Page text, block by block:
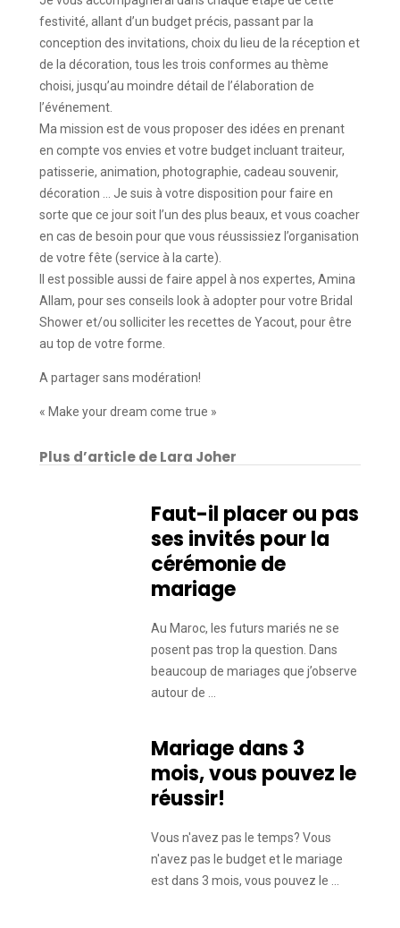
festivité, allant d’un budget précis, passant par la
conception des invitations, choix du lieu de la réception et
de la décoration, tous les trois conformes au thème
choisi, jusqu’au moindre détail de l’élaboration de
l’événement.
Ma mission est de vous proposer des idées en prenant
en compte vos envies et votre budget incluant traiteur,
patisserie, animation, photographie, cadeau souvenir,
décoration … Je suis à votre disposition pour faire en
sorte que ce jour soit l’un des plus beaux, et vous coacher
en cas de besoin pour que vous réussissiez l’organisation
de votre fête (service à la carte).
Il est possible aussi de faire appel à nos expertes, Amina
Allam, pour ses conseils look à adopter pour votre Bridal
Shower et/ou solliciter les recettes de Yacout, pour être
au top de votre forme.
A partager sans modération!
« Make your dream come true »
Plus d’article de Lara Joher
Faut-il placer ou pas
ses invités pour la
cérémonie de
mariage
Au Maroc, les futurs mariés ne se
posent pas trop la question. Dans
beaucoup de mariages que j’observe
autour de …
Mariage dans 3
mois, vous pouvez le
réussir!
Vous n'avez pas le temps? Vous
n'avez pas le budget et le mariage
est dans 3 mois, vous pouvez le …